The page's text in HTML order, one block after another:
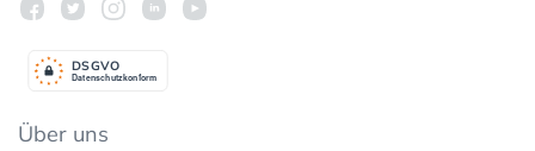
Datenschutzkonform
DSGVO
Über uns